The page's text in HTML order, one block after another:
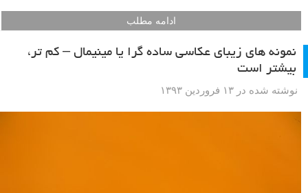
ادامه مطلب
نمونه های زیبای عکاسی ساده گرا یا مینیمال – کم تر،
بیشتر است
نوشته شده در ۱۳ فروردین ۱۳۹۳